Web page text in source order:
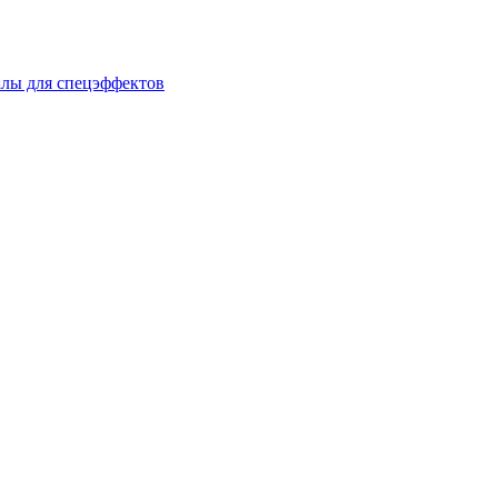
для спецэффектов